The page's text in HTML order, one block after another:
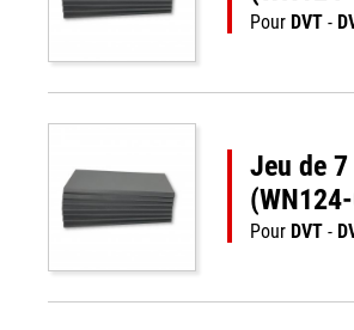
Pour DVT -
Jeu de
Pour DVT -